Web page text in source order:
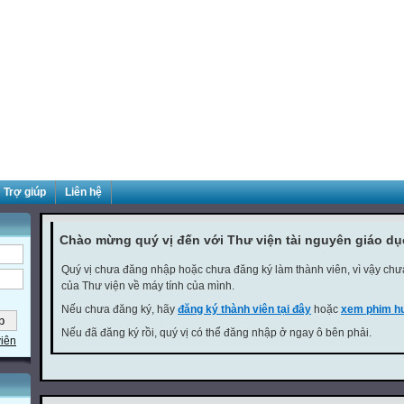
Trợ giúp Liên hệ
Chào mừng quý vị đến với Thư viện tài nguyên giáo
Quý vị chưa đăng nhập hoặc chưa đăng ký làm thành viên, vì vậy
của Thư viện về máy tính của mình.
Nếu chưa đăng ký, hãy đăng ký thành viên tại đây hoặc xem phim
Nếu đã đăng ký rồi, quý vị có thể đăng nhập ở ngay ô bên phải.